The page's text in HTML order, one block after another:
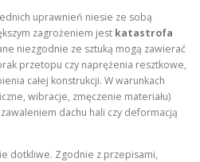
uprawnień niesie ze sobą
zagrożeniem jest katastrofa
niezgodnie ze sztuką mogą zawierać
przetopu czy naprężenia resztkowe,
całej konstrukcji. W warunkach
wibracje, zmęczenie materiału)
dachu hali czy deformacją
dotkliwe. Zgodnie z przepisami,